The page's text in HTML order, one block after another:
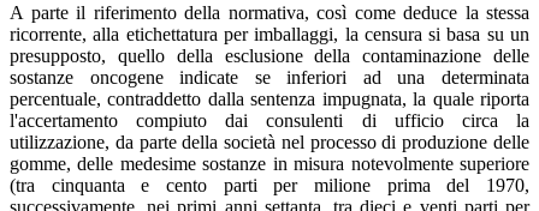
A parte il riferimento della normativa, così come deduce la stessa
ricorrente, alla etichettatura per imballaggi, la censura si basa su un
presupposto, quello della esclusione della contaminazione delle
sostanze oncogene indicate se inferiori ad una determinata
percentuale, contraddetto dalla sentenza impugnata, la quale riporta
l'accertamento compiuto dai consulenti di ufficio circa la
utilizzazione, da parte della società nel processo di produzione delle
gomme, delle medesime sostanze in misura notevolmente superiore
(tra cinquanta e cento parti per milione prima del 1970,
successivamente, nei primi anni settanta, tra dieci e venti parti per